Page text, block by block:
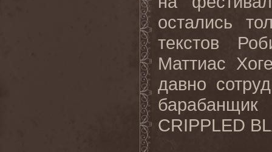
остались
текстов
Маттиас
давно
CRIPPLED